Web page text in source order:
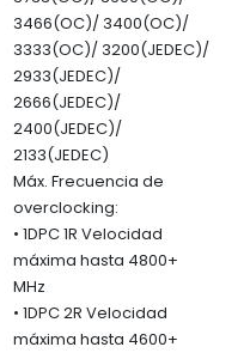
3466(OC)/ 3400(OC)/
3333(OC)/ 3200(JEDEC)/
2933(JEDEC)/
2666(JEDEC)/
2400(JEDEC)/
2133(JEDEC)
Máx. Frecuencia de
overclocking:
• 1DPC 1R Velocidad
máxima hasta 4800+
MHz
• 1DPC 2R Velocidad
máxima hasta 4600+